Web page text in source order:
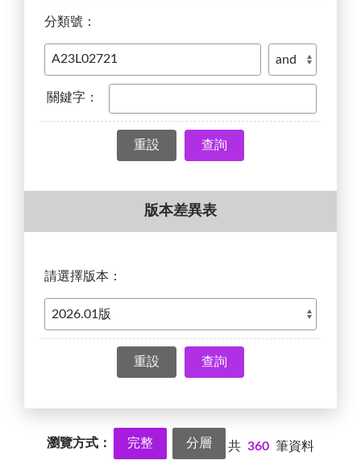
分類號：
關鍵字：
查詢
版本差異表
請選擇版本：
查詢
瀏覽方式： 完整 分層 共 360 筆資料